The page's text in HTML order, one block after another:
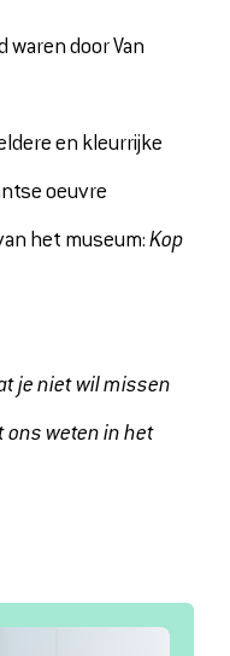
door Van
en kleurrijke
oeuvre
het museum:Kop
je niet wil missen
ons weten in het